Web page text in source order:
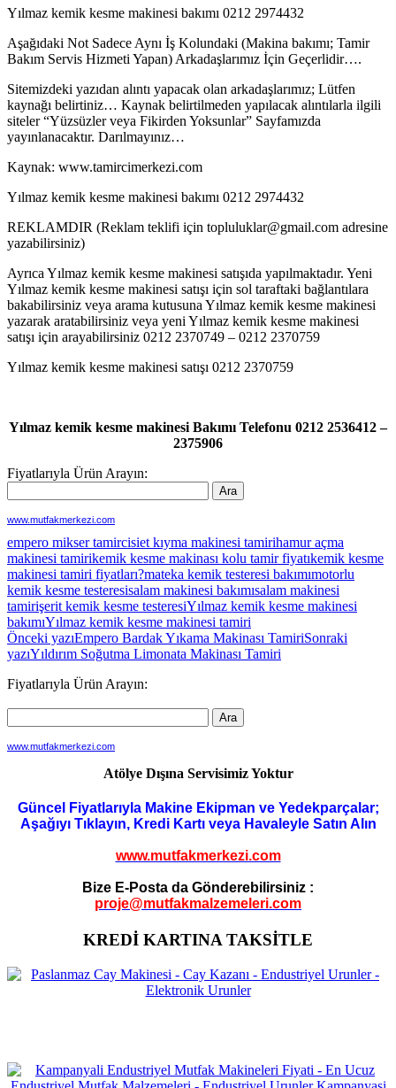
Yılmaz kemik kesme makinesi bakımı 0212 2974432
Aşağıdaki Not Sadece Aynı İş Kolundaki (Makina bakımı; Tamir
Bakım Servis Hizmeti Yapan) Arkadaşlarımız İçin Geçerlidir….
Sitemizdeki yazıdan alıntı yapacak olan arkadaşlarımız; Lütfen
kaynağı belirtiniz… Kaynak belirtilmeden yapılacak alıntılarla ilgili
siteler “Yüzsüzler veya Fikirden Yoksunlar” Sayfamızda
yayınlanacaktır. Darılmayınız…
Kaynak: www.tamircimerkezi.com
Yılmaz kemik kesme makinesi bakımı 0212 2974432
REKLAMDIR (Reklam teklifi için topluluklar@gmail.com adresine
yazabilirsiniz)
Ayrıca Yılmaz kemik kesme makinesi satışıda yapılmaktadır. Yeni
Yılmaz kemik kesme makinesi satışı için sol taraftaki bağlantılara
bakabilirsiniz veya arama kutusuna Yılmaz kemik kesme makinesi
yazarak aratabilirsiniz veya yeni Yılmaz kemik kesme makinesi
satışı için arayabilirsiniz 0212 2370749 – 0212 2370759
Yılmaz kemik kesme makinesi satışı 0212 2370759
Yılmaz kemik kesme makinesi Bakımı Telefonu 0212 2536412 –
2375906
Fiyatlarıyla Ürün Arayın:
www.mutfakmerkezi.com
empero mikser tamircisiet kıyma makinesi tamirihamur açma
makinesi tamirikemik kesme makinası kolu tamir fiyatıkemik kesme
makinesi tamiri fiyatları?mateka kemik testeresi bakımımotorlu
kemik kesme testeresisalam makinesi bakımısalam makinesi
tamirişerit kemik kesme testeresiYılmaz kemik kesme makinesi
bakımıYılmaz kemik kesme makinesi tamiri
Yazı
dolaşımı
Önceki yazıEmpero Bardak Yıkama Makinası TamiriSonraki
yazıYıldırım Soğutma Limonata Makinası Tamiri
Fiyatlarıyla Ürün Arayın:
www.mutfakmerkezi.com
Atölye Dışına Servisimiz Yoktur
Güncel Fiyatlarıyla Makine Ekipman ve Yedekparçalar;
Aşağıyı Tıklayın, Kredi Kartı veya Havaleyle Satın Alın
www.mutfakmerkezi.com
Bize E-Posta da Gönderebilirsiniz :
proje@mutfakmalzemeleri.com
KREDİ KARTINA TAKSİTLE